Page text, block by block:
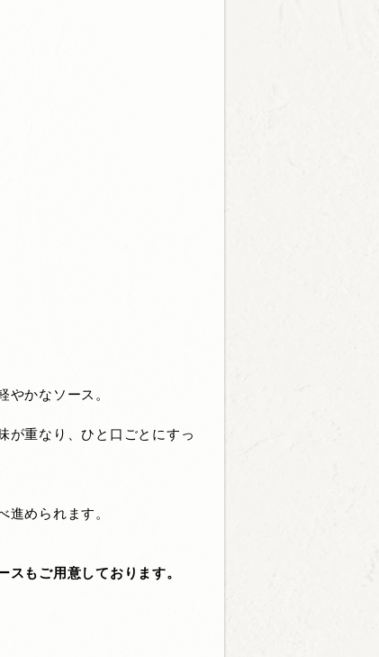
やかなソース。
が重なり、ひと口ごとにすっ
進められます。
もご用意しております。